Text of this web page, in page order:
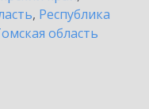
, Республика
область